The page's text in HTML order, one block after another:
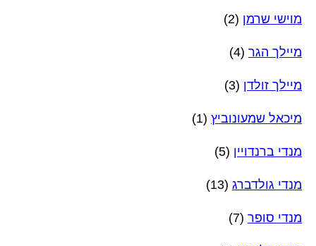
מוישי שרמן (2)
מיילך הגר (4)
מיילך זולדן (3)
מיכאל שמעונוביץ (1)
מנדי ברנדויין (5)
מנדי גולדברג (13)
מנדי סופר (7)